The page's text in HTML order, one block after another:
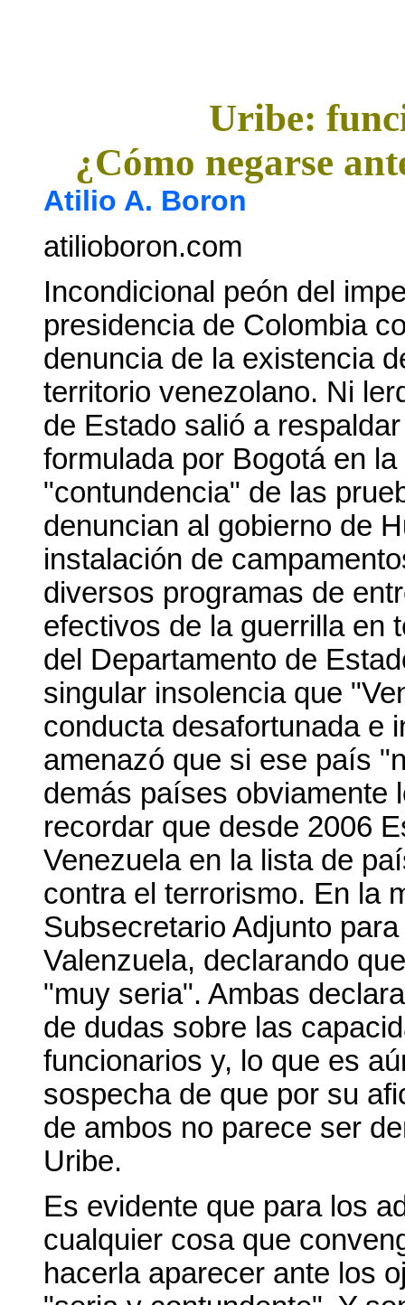
Uribe:
¿Cómo negarse
Atilio A. Boron
atilioboron.com
Incondicional peón del
presidencia de Colombia
denuncia de la existencia
territorio venezolano. Ni
de Estado salió a
formulada por Bogotá en
"contundencia" de las
denuncian al gobierno de
instalación de
diversos programas de
efectivos de la guerrilla en
del Departamento de
singular insolencia que
conducta desafortunada e
amenazó que si ese país
demás países obviamente
recordar que desde 2006
Venezuela en la lista de
contra el terrorismo. En la
Subsecretario Adjunto
Valenzuela, declarando
"muy seria". Ambas
de dudas sobre las
funcionarios y, lo que es
sospecha de que por su
de ambos no parece ser
Uribe.
Es evidente que para los
cualquier cosa que
hacerla aparecer ante los